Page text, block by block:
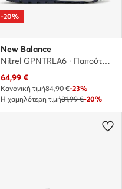
-20%
New Balance
Nitrel GPNTRLA6 · Παπούτσια για Τρέξιμο
Τρέχουσα τιμή
64,99 €
Κανονική τιμή84,90 €-23%
Η χαμηλότερη τιμή81,99 €-20%